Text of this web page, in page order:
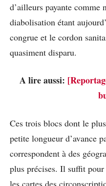
d’ailleurs payante comme
diabolisation étant
congrue et le cordon
quasiment disparu.
A lire aussi:
Ces trois blocs dont le
petite longueur d’avance
correspondent à des
plus précises. Il suffit pour
les cartes des